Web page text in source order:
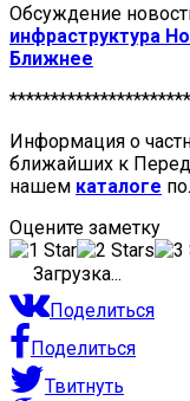
Обсуждение
инфраструктура
Ближнее
Информация о
ближайших к
нашем каталоге
Оцените заметку
Загрузка...
Поделиться
Поделиться
Твитнуть